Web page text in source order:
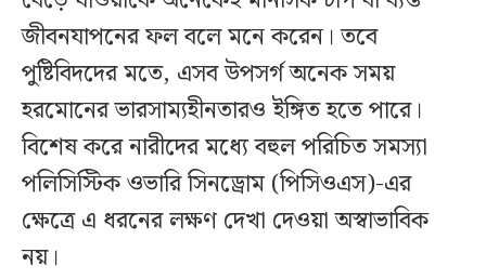
জীবনযাপনের ফল বলে মনে করেন। তবে
পুষ্টিবিদদের মতে, এসব উপসর্গ অনেক সময়
হরমোনের ভারসাম্যহীনতারও ইঙ্গিত হতে পারে।
বিশেষ করে নারীদের মধ্যে বহুল পরিচিত সমস্যা
পলিসিস্টিক ওভারি সিনড্রোম (পিসিওএস)-এর
ক্ষেত্রে এ ধরনের লক্ষণ দেখা দেওয়া অস্বাভাবিক
নয়।